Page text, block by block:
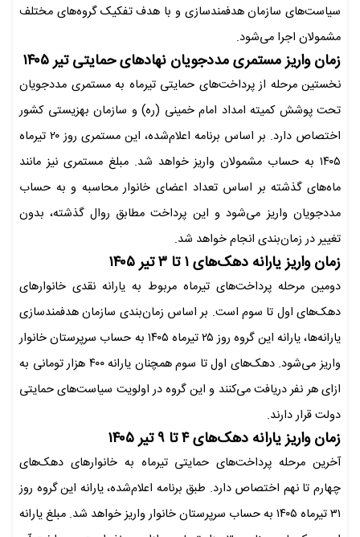
سیاست‌های سازمان هدفمندسازی و با هدف تفکیک گروه‌های مختلف
مشمولان اجرا می‌شود.
زمان واریز مستمری مددجویان نهادهای حمایتی تیر۱۴۰۵
نخستین مرحله از پرداخت‌های حمایتی تیرماه به مستمری مددجویان
تحت پوشش کمیته امداد امام خمینی (ره) و سازمان بهزیستی کشور
اختصاص دارد. بر اساس برنامه اعلام‌شده، این مستمری روز ۲۰ تیرماه
۱۴۰۵ به حساب مشمولان واریز خواهد شد. مبلغ مستمری نیز مانند
ماه‌های گذشته بر اساس تعداد اعضای خانوار محاسبه و به حساب
مددجویان واریز می‌شود و این پرداخت مطابق روال گذشته، بدون
تغییر در زمان‌بندی انجام خواهد شد.
زمان واریز یارانه دهک‌های۱تا ۳تیر۱۴۰۵
دومین مرحله پرداخت‌های تیرماه مربوط به یارانه نقدی خانوارهای
دهک‌های اول تا سوم است. بر اساس زمان‌بندی سازمان هدفمندسازی
یارانه‌ها، یارانه این گروه روز ۲۵ تیرماه ۱۴۰۵ به حساب سرپرستان خانوار
واریز می‌شود. دهک‌های اول تا سوم همچنان یارانه ۴۰۰ هزار تومانی به
ازای هر نفر دریافت می‌کنند و این گروه در اولویت سیاست‌های حمایتی
دولت قرار دارند.
زمان واریز یارانه دهک‌های۴تا ۹تیر۱۴۰۵
آخرین مرحله پرداخت‌های حمایتی تیرماه به خانوارهای دهک‌های
چهارم تا نهم اختصاص دارد. طبق برنامه اعلام‌شده، یارانه این گروه روز
۳۱ تیرماه ۱۴۰۵ به حساب سرپرستان خانوار واریز خواهد شد. مبلغ یارانه